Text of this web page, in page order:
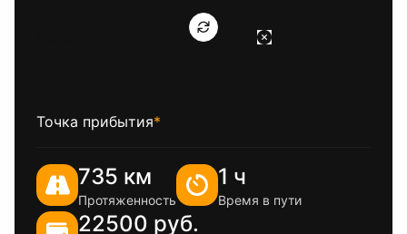
Точка прибытия*
735 км
Протяженность
1 ч
Время в пути
22500 руб.